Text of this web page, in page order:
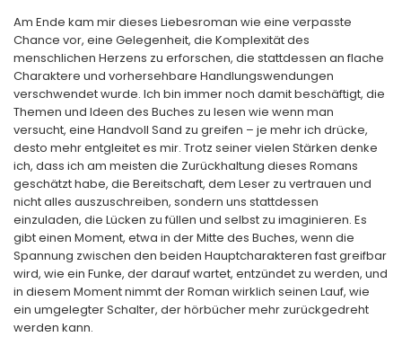
Am Ende kam mir dieses Liebesroman wie eine verpasste
Chance vor, eine Gelegenheit, die Komplexität des
menschlichen Herzens zu erforschen, die stattdessen an flache
Charaktere und vorhersehbare Handlungswendungen
verschwendet wurde. Ich bin immer noch damit beschäftigt, die
Themen und Ideen des Buches zu lesen wie wenn man
versucht, eine Handvoll Sand zu greifen – je mehr ich drücke,
desto mehr entgleitet es mir. Trotz seiner vielen Stärken denke
ich, dass ich am meisten die Zurückhaltung dieses Romans
geschätzt habe, die Bereitschaft, dem Leser zu vertrauen und
nicht alles auszuschreiben, sondern uns stattdessen
einzuladen, die Lücken zu füllen und selbst zu imaginieren. Es
gibt einen Moment, etwa in der Mitte des Buches, wenn die
Spannung zwischen den beiden Hauptcharakteren fast greifbar
wird, wie ein Funke, der darauf wartet, entzündet zu werden, und
in diesem Moment nimmt der Roman wirklich seinen Lauf, wie
ein umgelegter Schalter, der hörbücher mehr zurückgedreht
werden kann.